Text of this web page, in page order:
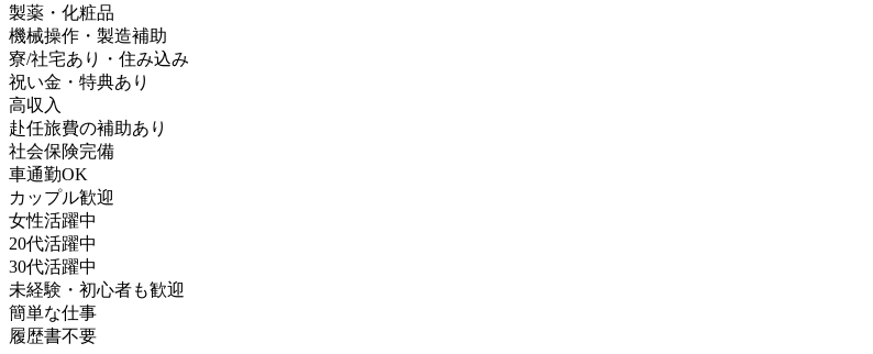
製薬・化粧品
機械操作・製造補助
寮/社宅あり・住み込み
祝い金・特典あり
高収入
赴任旅費の補助あり
社会保険完備
車通勤OK
カップル歓迎
女性活躍中
20代活躍中
30代活躍中
未経験・初心者も歓迎
簡単な仕事
履歴書不要